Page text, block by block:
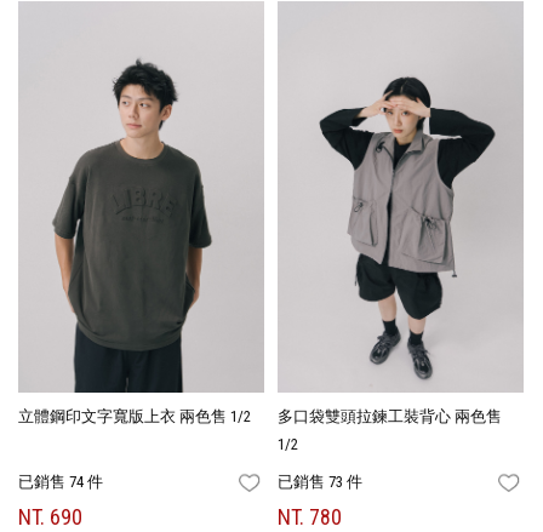
立體鋼印文字寬版上衣 兩色售 1/2
已銷售 74 件 FAVORITES
NT. 690
多口袋雙頭拉鍊工裝背心 兩色售
1/2
已銷售 73 件
NT. 780